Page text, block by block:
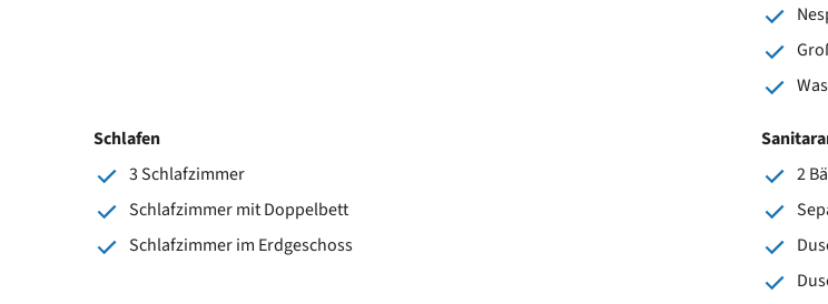
Schlafen
3 Schlafzimmer
Schlafzimmer mit Doppelbett
Schlafzimmer im Erdgeschoss
2